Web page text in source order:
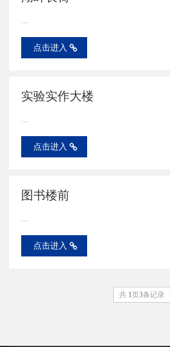
...
点击进入
实验实作大楼
...
点击进入
图书楼前
...
点击进入
共 1页3条记录